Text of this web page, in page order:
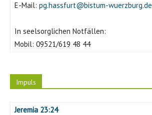
E-Mail: pg.hassfurt@bistum-wuerzburg.de
In seelsorglichen Notfällen:
Mobil: 09521/619 48 44
Impuls
Jeremia 23:24